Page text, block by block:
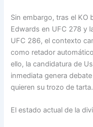
Sin embargo, tras el KO
Edwards en UFC 278 y
UFC 286, el contexto
como retador
ello, la candidatura de
inmediata genera
quieren su trozo de tarta.
El estado actual de la